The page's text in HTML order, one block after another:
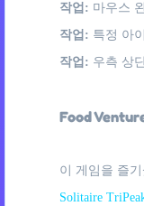
작업: 마우스
작업: 특정 아
작업: 우측 상
Food
이 게임을 즐
Solitaire